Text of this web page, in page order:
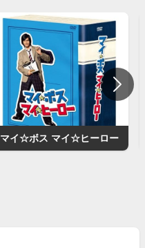
マイ☆ボス マイ☆ヒーロー